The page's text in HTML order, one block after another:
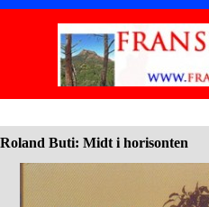
Aller au contenu
Roland Buti: Midt i horisonten